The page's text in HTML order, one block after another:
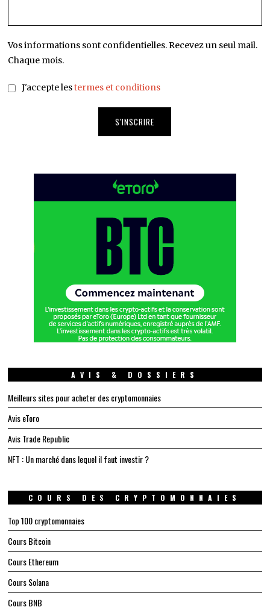
Vos informations sont confidentielles. Recevez un seul mail.
Chaque mois.
J'accepte lestermes et conditions
AVIS & DOSSIERS
Meilleurs sites pour acheter des cryptomonnaies
Avis eToro
Avis Trade Republic
NFT : Un marché dans lequel il faut investir ?
COURS DES CRYPTOMONNAIES
Top 100 cryptomonnaies
Cours Bitcoin
Cours Ethereum
Cours Solana
Cours BNB